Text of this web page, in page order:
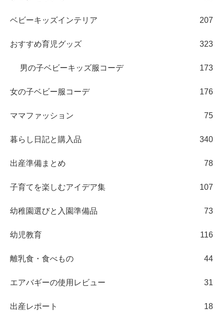
ベビーキッズインテリア 207
おすすめ育児グッズ 323
男の子ベビーキッズ服コーデ 173
女の子ベビー服コーデ 176
ママファッション 75
暮らし日記と購入品 340
出産準備まとめ 78
子育てを楽しむアイデア集 107
幼稚園選びと入園準備品 73
幼児教育 116
離乳食・食べもの 44
エアバギーの使用レビュー 31
出産レポート 18